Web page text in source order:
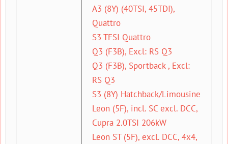
A3 (8Y) (40TSI, 45TDI),
Quattro
S3 TFSI Quattro
Q3 (F3B), Excl: RS Q3
Q3 (F3B), Sportback , Excl:
RS Q3
S3 (8Y) Hatchback/Limousine
Leon (5F), incl. SC excl. DCC,
Cupra 2.0TSI 206kW
Leon ST (5F), excl. DCC, 4x4,